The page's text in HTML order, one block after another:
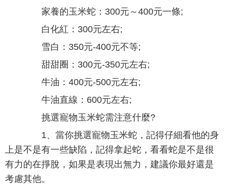
家養的玉米蛇：300元～400元一條;
白化紅：300元左右;
雪白：350元-400元不等;
甜甜圈：300元-350元左右;
牛油：400元-500元左右;
牛油直線：600元左右;
挑選寵物玉米蛇需注意什麼?
1、當你挑選寵物玉米蛇，記得仔細看他的身
上是不是有一些缺陷，記得拿起蛇，看看蛇是不是很
有力的在掙脫，如果是表現出無力，建議你最好還是
考慮其他。